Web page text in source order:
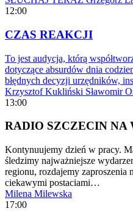
12:00
CZAS REAKCJI
To jest audycja, którą
dotyczące absurdów dnia
błędnych decyzji urzędników,
Krzysztof Kukliński Sławomir
13:00
RADIO SZCZECIN NA
Kontynuujemy dzień w pracy.
śledzimy najważniejsze
regionu, rozdajemy zaproszenia
ciekawymi postaciami…
Milena Milewska
17:00